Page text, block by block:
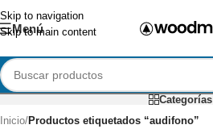
Skip to navigation
Skip to main content
Menú
Categorías
Inicio/Productos etiquetados “audifono”